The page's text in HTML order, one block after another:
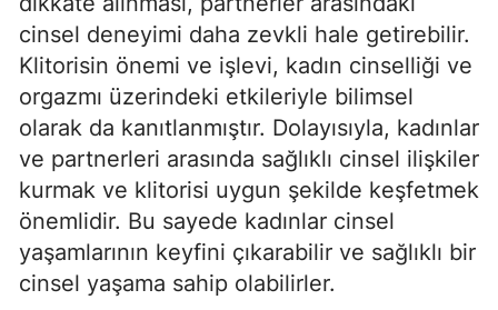
cinsel deneyimi daha zevkli hale getirebilir.
Klitorisin önemi ve işlevi, kadın cinselliği ve
orgazmı üzerindeki etkileriyle bilimsel
olarak da kanıtlanmıştır. Dolayısıyla, kadınlar
ve partnerleri arasında sağlıklı cinsel ilişkiler
kurmak ve klitorisi uygun şekilde keşfetmek
önemlidir. Bu sayede kadınlar cinsel
yaşamlarının keyfini çıkarabilir ve sağlıklı bir
cinsel yaşama sahip olabilirler.